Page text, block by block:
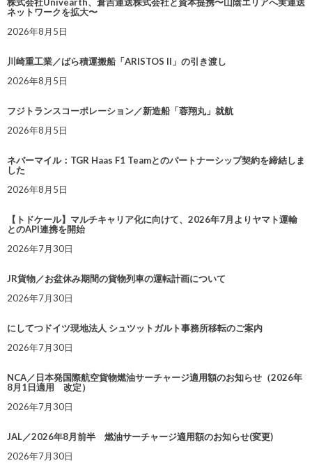
ネットワークを拡大〜
2026年8月5日
川崎重工業／ばら積運搬船「ARISTOS II」の引き渡し
2026年8月5日
フジトランスコーポレーション／新造船「蓉翔丸」就航
2026年8月5日
ネバーマイル：TGR Haas F1 Teamとのパートナーシップ契約を締結しま
した
2026年8月5日
【トドケール】マルチキャリア化に向けて、2026年7月よりヤマト運輸
とのAPI連携を開始
2026年7月30日
JR貨物／お盆休み期間の貨物列車の運転計画について
2026年7月30日
にしてつドイツ現地法人 シュツットガルト事務所移転のご案内
2026年7月30日
NCA／日本発国際航空貨物燃油サーチャージ適用額のお知らせ（2026年
8月1日適用 改定）
2026年7月30日
JAL／2026年8月前半 燃油サーチャージ適用額のお知らせ(変更)
2026年7月30日